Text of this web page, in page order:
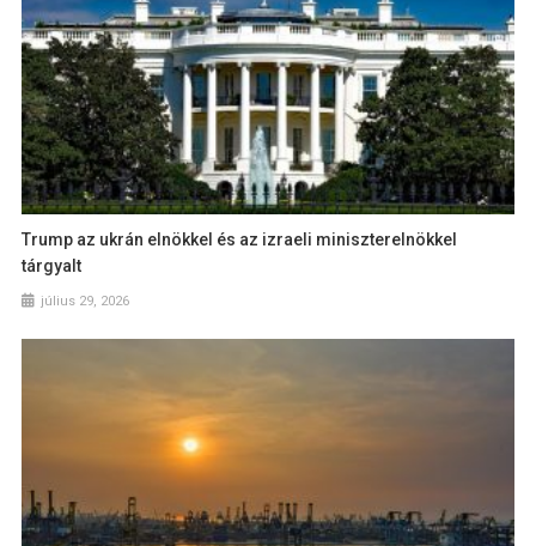
Trump az ukrán elnökkel és az izraeli miniszterelnökkel
tárgyalt
július 29, 2026